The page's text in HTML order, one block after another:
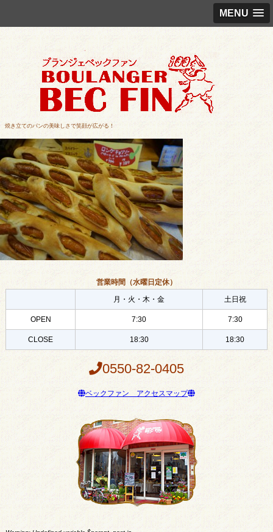
MENU
焼き立てのパンの美味しさで笑顔が広がる！
営業時間（水曜日定休）
月・火・木・金
土日祝
OPEN 7:30 7:30
CLOSE 18:30 18:30
0550-82-0405
ベックファン アクセスマップ